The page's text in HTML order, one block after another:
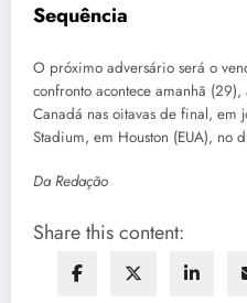
Sequência
O próximo adversário será o
confronto acontece amanhã
Canadá nas oitavas de final, em
Stadium, em Houston (EUA), no
Da Redação
Share this content: